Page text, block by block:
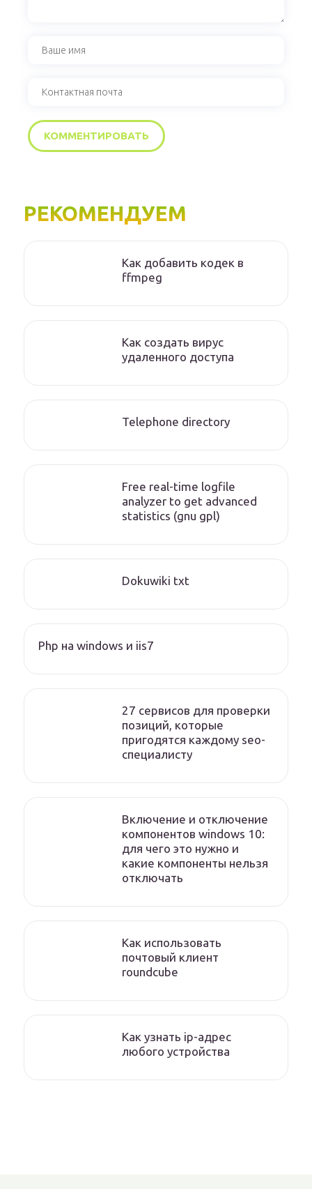
РЕКОМЕНДУЕМ
Как добавить кодек в
ffmpeg
Как создать вирус
удаленного доступа
Telephone directory
Free real-time logfile
analyzer to get advanced
statistics (gnu gpl)
Dokuwiki txt
Php на windows и iis7
27 сервисов для проверки
позиций, которые
пригодятся каждому seo-
специалисту
Включение и отключение
компонентов windows 10:
для чего это нужно и
какие компоненты нельзя
отключать
Как использовать
почтовый клиент
roundcube
Как узнать ip-адрес
любого устройства